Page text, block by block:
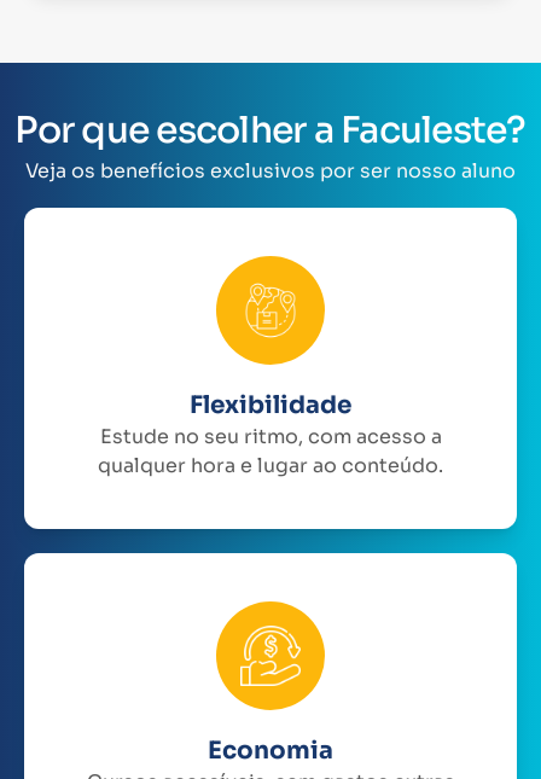
Por que escolher a Faculeste?
Veja os benefícios exclusivos por ser nosso aluno
Flexibilidade
Estude no seu ritmo, com acesso a
qualquer hora e lugar ao conteúdo.
Economia